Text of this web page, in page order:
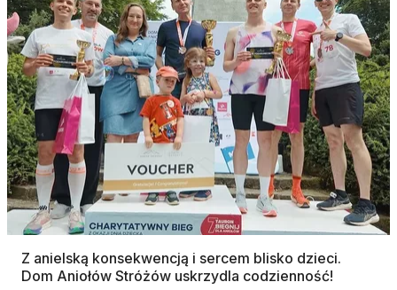
Z anielską konsekwencją i sercem blisko dzieci.
Dom Aniołów Stróżów uskrzydla codzienność!